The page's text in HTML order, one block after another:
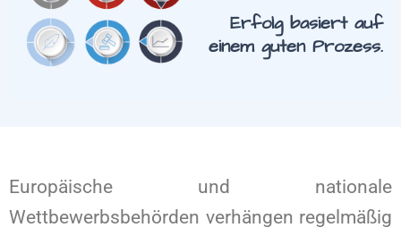
Erfolg basiert auf
einem guten Prozess.
Europäische und nationale
Wettbewerbsbehörden verhängen regelmäßig